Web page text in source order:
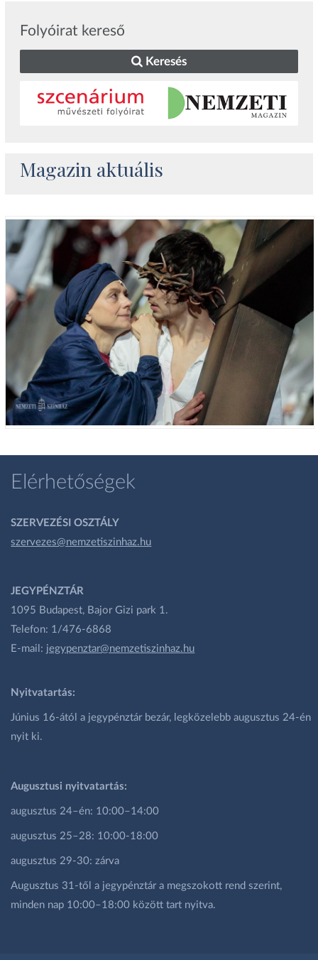
Folyóirat kereső
Keresés
Magazin aktuális
Elérhetőségek
SZERVEZÉSI OSZTÁLY
szervezes@nemzetiszinhaz.hu
JEGYPÉNZTÁR
1095 Budapest, Bajor Gizi park 1.
Telefon: 1/476-6868
E-mail: jegypenztar@nemzetiszinhaz.hu
Nyitvatartás:
Június 16-ától a jegypénztár bezár, legközelebb augusztus 24-én
nyit ki.
Augusztusi nyitvatartás:
augusztus 24–én: 10:00–14:00
augusztus 25–28: 10:00-18:00
augusztus 29-30: zárva
Augusztus 31-től a jegypénztár a megszokott rend szerint,
minden nap 10:00–18:00 között tart nyitva.